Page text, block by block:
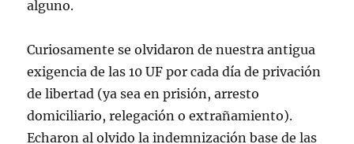
alguno.
Curiosamente se olvidaron de nuestra antigua
exigencia de las 10 UF por cada día de privación
de libertad (ya sea en prisión, arresto
domiciliario, relegación o extrañamiento).
Echaron al olvido la indemnización base de las